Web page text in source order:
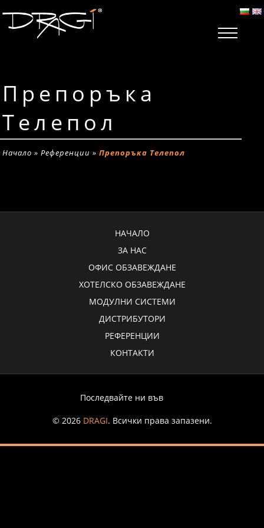
Препоръка
Телепол
Начало »Референции »Препоръка Телепол
НАЧАЛО
ЗА НАС
ОФИС ОБЗАВЕЖДАНЕ
ХОТЕЛСКО ОБЗАВЕЖДАНЕ
МОДУЛНИ СИСТЕМИ
ДИСТРИБУТОРИ
РЕФЕРЕНЦИИ
КОНТАКТИ
Последвайте ни във
© 2026 DRAGI. Всички права запазени.